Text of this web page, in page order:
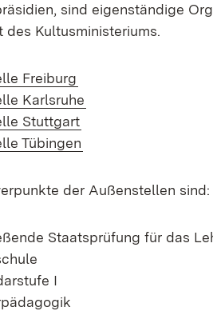
sind eigenständige
des Kultusministeriums.
Freiburg
Karlsruhe
Stuttgart
Tübingen
der Außenstellen sind:
Staatsprüfung für das
I